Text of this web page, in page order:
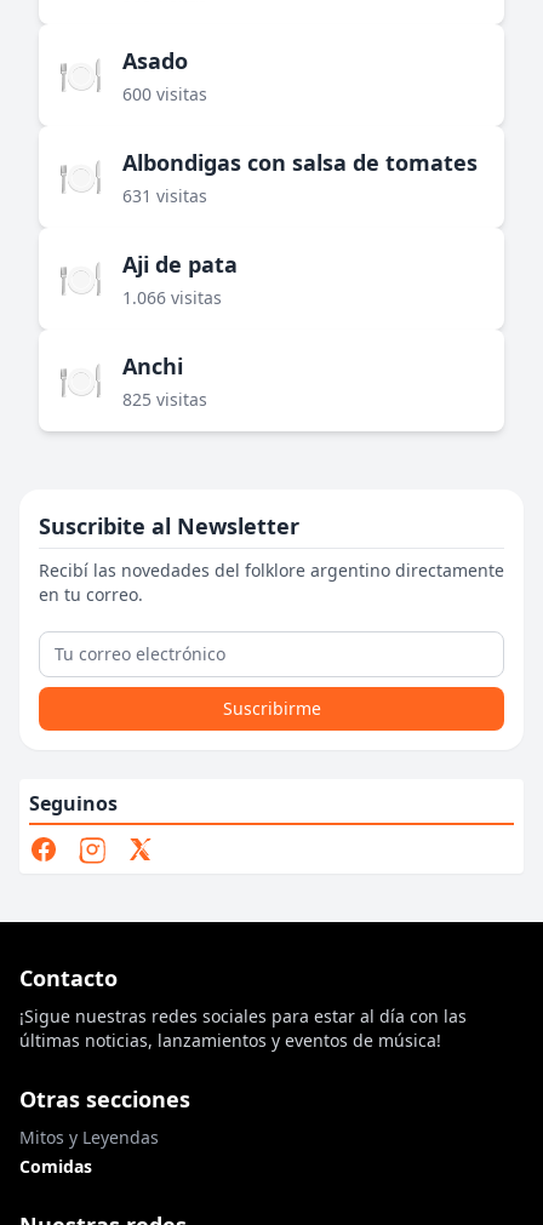
🍽️ Asado
600 visitas
🍽️ Albondigas con salsa de tomates
631 visitas
🍽️ Aji de pata
1.066 visitas
🍽️ Anchi
825 visitas
Suscribite al Newsletter
Recibí las novedades del folklore argentino directamente
en tu correo.
Suscribirme
Seguinos
Contacto
¡Sigue nuestras redes sociales para estar al día con las
últimas noticias, lanzamientos y eventos de música!
Otras secciones
Mitos y Leyendas
Comidas